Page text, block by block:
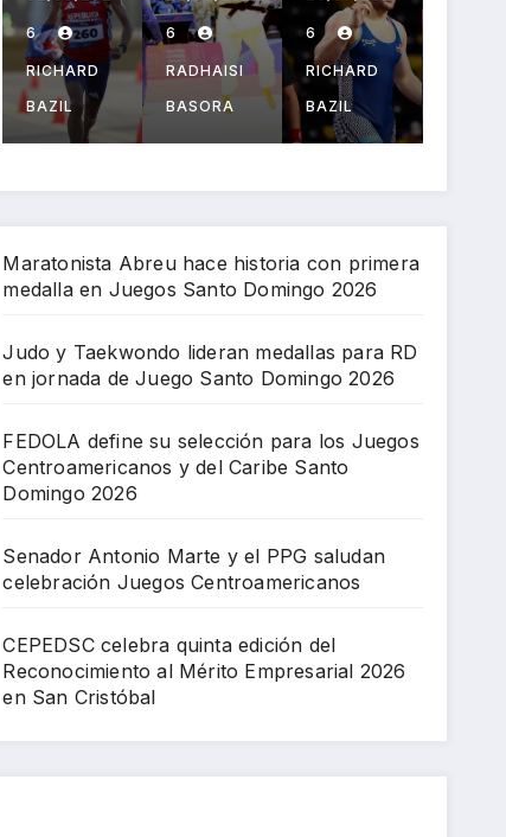
medal
las
para
RD en
jornad
Santo
Domin
go
6
RADHAISI
BASORA
ión
para
los
Juego
s
canos
y del
Caribe
Domin
go
6
RICHARD
BAZIL
y el
PPG
salud
an
celebr
s
Centro
ameri
6
RADHAISI
BASORA
Maratonista Abreu hace historia con primera
medalla en Juegos Santo Domingo 2026
Judo y Taekwondo lideran medallas para RD
en jornada de Juego Santo Domingo 2026
FEDOLA define su selección para los Juegos
Centroamericanos y del Caribe Santo
Domingo 2026
Senador Antonio Marte y el PPG saludan
celebración Juegos Centroamericanos
CEPEDSC celebra quinta edición del
Reconocimiento al Mérito Empresarial 2026
en San Cristóbal